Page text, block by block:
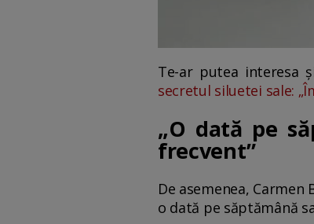
Te-ar putea interesa
secretul siluetei sale:
„O dată pe
frecvent”
De asemenea,
o dată pe săptămână